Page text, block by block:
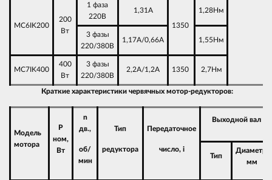
MC6IK200
200
Вт
1 фаза
220В
1,31А
1350
1,28Нм
3 фазы
220/380В
1,17А/0,66А 1,55Нм
MC7IK400
400
Вт
3 фазы
220/380В
2,2А/1,2А 1350 2,7Нм
Краткие характеристики червячных мотор-редукторов:
Модель
мотора
P
ном,
Вт
n
дв.,
об/
мин
Тип
редуктора
Передаточное
число, i
Выходной вал
Тип
Диаметр,
мм